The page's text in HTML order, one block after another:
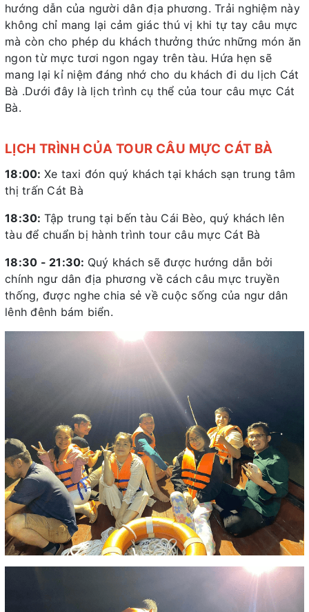
hướng dẫn của người dân địa phương. Trải nghiệm này
không chỉ mang lại cảm giác thú vị khi tự tay câu mực
mà còn cho phép du khách thưởng thức những món ăn
ngon từ mực tươi ngon ngay trên tàu. Hứa hẹn sẽ
mang lại kỉ niệm đáng nhớ cho du khách đi du lịch Cát
Bà .Dưới đây là lịch trình cụ thể của tour câu mực Cát
Bà.
LỊCH TRÌNH CỦA TOUR CÂU MỰC CÁT BÀ
18:00: Xe taxi đón quý khách tại khách sạn trung tâm
thị trấn Cát Bà
18:30: Tập trung tại bến tàu Cái Bèo, quý khách lên
tàu để chuẩn bị hành trình tour câu mực Cát Bà
18:30 - 21:30: Quý khách sẽ được hướng dẫn bởi
chính ngư dân địa phương về cách câu mực truyền
thống, được nghe chia sẻ về cuộc sống của ngư dân
lênh đênh bám biển.